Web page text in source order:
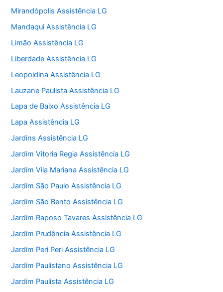
Mirandópolis Assistência LG
Mandaqui Assistência LG
Limão Assistência LG
Liberdade Assistência LG
Leopoldina Assistência LG
Lauzane Paulista Assistência LG
Lapa de Baixo Assistência LG
Lapa Assistência LG
Jardins Assistência LG
Jardim Vitoria Regia Assistência LG
Jardim Vila Mariana Assistência LG
Jardim São Paulo Assistência LG
Jardim São Bento Assistência LG
Jardim Raposo Tavares Assistência LG
Jardim Prudência Assistência LG
Jardim Peri Peri Assistência LG
Jardim Paulistano Assistência LG
Jardim Paulista Assistência LG